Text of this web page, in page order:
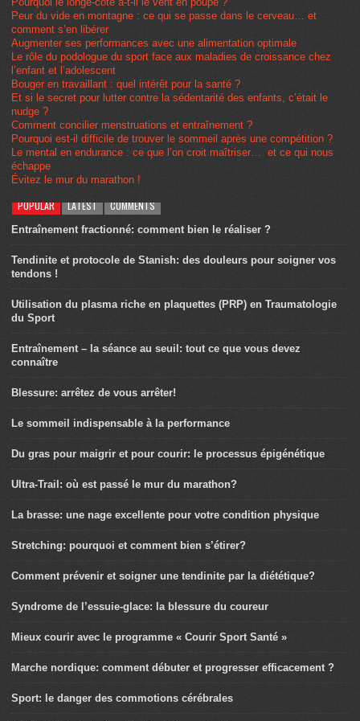
Peur du vide en montagne : ce qui se passe dans le cerveau… et
comment s’en libérer
Augmenter ses performances avec une alimentation optimale
Le rôle du podologue du sport face aux maladies de croissance chez
l’enfant et l’adolescent
Bouger en travaillant : quel intérêt pour la santé ?
Et si le secret pour lutter contre la sédentarité des enfants, c’était le
nudge ?
Comment concilier menstruations et entraînement ?
Pourquoi est-il difficile de trouver le sommeil après une compétition ?
Le mental en endurance : ce que l’on croit maîtriser… et ce qui nous
échappe
Évitez le mur du marathon !
POPULAR LATEST COMMENTS
Entraînement fractionné: comment bien le réaliser ?
Tendinite et protocole de Stanish: des douleurs pour soigner vos
tendons !
Utilisation du plasma riche en plaquettes (PRP) en Traumatologie
du Sport
Entraînement – la séance au seuil: tout ce que vous devez
connaître
Blessure: arrêtez de vous arrêter!
Le sommeil indispensable à la performance
Du gras pour maigrir et pour courir: le processus épigénétique
Ultra-Trail: où est passé le mur du marathon?
La brasse: une nage excellente pour votre condition physique
Stretching: pourquoi et comment bien s’étirer?
Comment prévenir et soigner une tendinite par la diététique?
Syndrome de l’essuie-glace: la blessure du coureur
Mieux courir avec le programme « Courir Sport Santé »
Marche nordique: comment débuter et progresser efficacement ?
Sport: le danger des commotions cérébrales